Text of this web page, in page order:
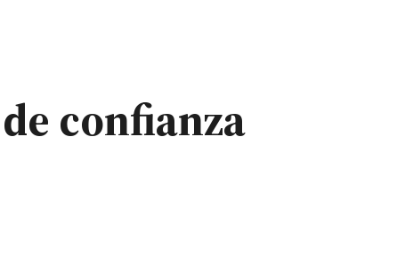
confianza